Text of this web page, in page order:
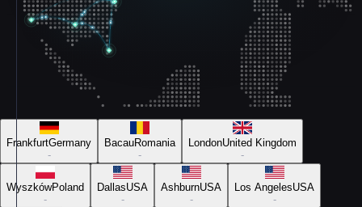
FrankfurtGermany
-
BacauRomania
-
LondonUnited Kingdom
-
WyszkówPoland
-
DallasUSA
-
AshburnUSA
-
Los AngelesUSA
-